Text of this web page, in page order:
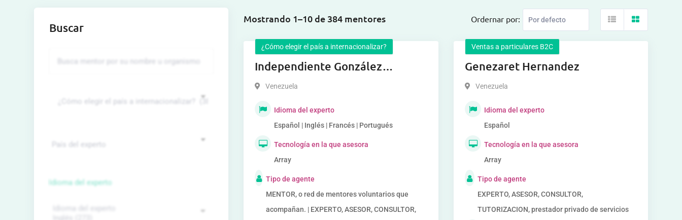
Mostrando 1–10 de 384 mentores Ordernar por:
¿Cómo elegir el país a internacionalizar?
Independiente González
iribarren
Venezuela
Idioma del experto
Español | Inglés | Francés | Portugués
Tecnología en la que asesora
Array
Tipo de agente
MENTOR, o red de mentores voluntarios que
acompañan. | EXPERTO, ASESOR, CONSULTOR,
Ventas a particulares B2C
Genezaret Hernandez
Venezuela
Idioma del experto
Español
Tecnología en la que asesora
Array
Tipo de agente
EXPERTO, ASESOR, CONSULTOR,
TUTORIZACION, prestador privado de servicios
Buscar
Idioma del experto